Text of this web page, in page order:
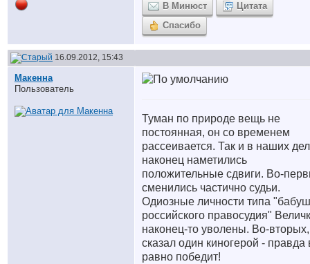
В Минюст
Цитата
Спасибо
16.09.2012, 15:43
Макенна
Пользователь
Туман по природе вещь не
постоянная, он со временем
рассеивается. Так и в наших
наконец наметились
положительные сдвиги. Во-
сменились частично судьи.
Одиозные личности типа
российского правосудия"
наконец-то уволены. Во-вторых,
сказал один киногерой - правда
равно победит!